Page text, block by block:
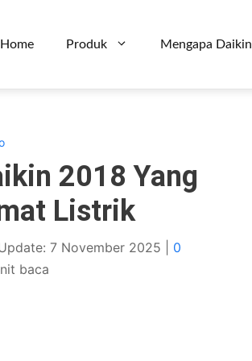
Home Produk Mengapa Daikin
2018 Yang
Listrik
7 November 2025
0
baca